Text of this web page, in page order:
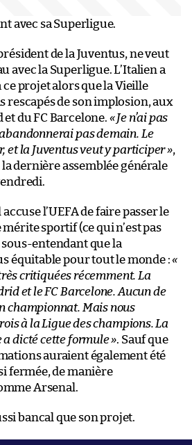
avec sa Superligue.
de la Juventus, ne veut
avec la Superligue. L’Italien a
projet alors que la Vieille
rescapés de son implosion, aux
et du FC Barcelone. « Je n’ai pas
pas demain. Le
et la Juventus veut y participer »,
dernière assemblée générale
accuse l’UEFA de faire passer le
sportif (ce qui n’est pas
entendant que la
équitable pour tout le monde :«
critiquées récemment. La
et le FC Barcelone. Aucun de
championnat. Mais nous
à la Ligue des champions. La
dicté cette formule ». Sauf que
auraient également été
fermée, de manière
Arsenal.
bancal que son projet.